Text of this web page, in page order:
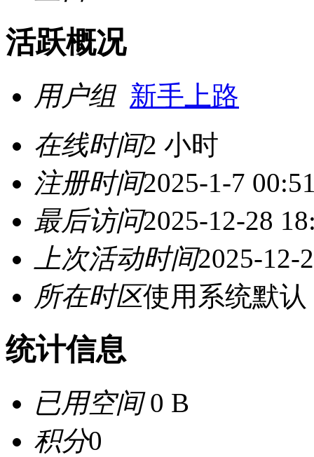
活跃概况
用户组 新手上路
在线时间2 小时
注册时间2025-1-7
最后访问2025-12-28
上次活动时间2025-12-
所在时区使用系统默认
统计信息
已用空间0 B
积分0